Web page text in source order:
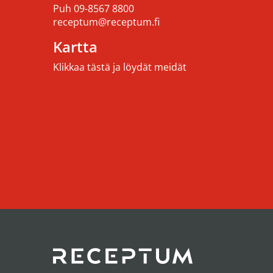
Puh 09-8567 8800
receptum@receptum.fi
Kartta
Klikkaa tästä ja löydät meidät